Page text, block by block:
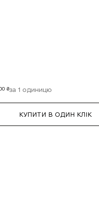
₴за 1 одиницю
КУПИТИ В ОДИН КЛІК